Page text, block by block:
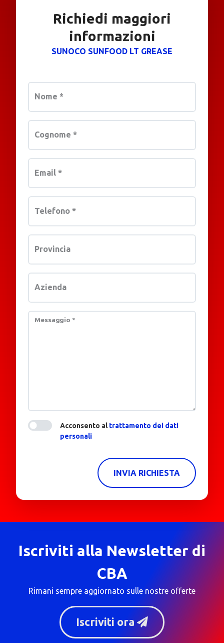
Richiedi maggiori
informazioni
SUNOCO SUNFOOD LT GREASE
Nome *
Cognome *
Email *
Telefono *
Provincia
Azienda
Messaggio *
Acconsento altrattamento dei dati
personali
INVIA RICHIESTA
Iscriviti alla Newsletter di
CBA
Rimani sempre aggiornato sulle nostre offerte
Iscriviti ora